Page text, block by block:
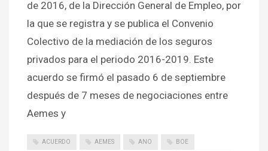
de 2016, de la Dirección General de Empleo, por
la que se registra y se publica el Convenio
Colectivo de la mediación de los seguros
privados para el periodo 2016-2019. Este
acuerdo se firmó el pasado 6 de septiembre
después de 7 meses de negociaciones entre
Aemes y
ACUERDO AEMES ANO BOE